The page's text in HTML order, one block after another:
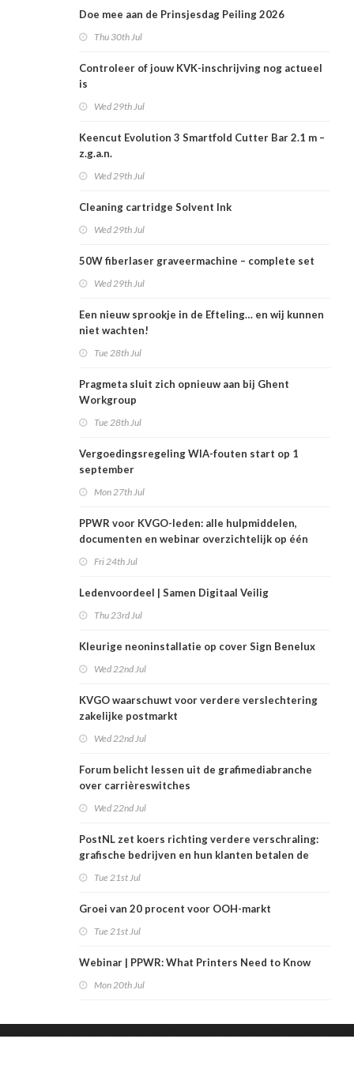
Doe mee aan de Prinsjesdag Peiling 2026
Thu 30th Jul
Controleer of jouw KVK-inschrijving nog actueel
is
Wed 29th Jul
Keencut Evolution 3 Smartfold Cutter Bar 2.1 m –
z.g.a.n.
Wed 29th Jul
Cleaning cartridge Solvent Ink
Wed 29th Jul
50W fiberlaser graveermachine – complete set
Wed 29th Jul
Een nieuw sprookje in de Efteling… en wij kunnen
niet wachten!
Tue 28th Jul
Pragmeta sluit zich opnieuw aan bij Ghent
Workgroup
Tue 28th Jul
Vergoedingsregeling WIA-fouten start op 1
september
Mon 27th Jul
PPWR voor KVGO-leden: alle hulpmiddelen,
documenten en webinar overzichtelijk op één
Fri 24th Jul
Ledenvoordeel | Samen Digitaal Veilig
Thu 23rd Jul
Kleurige neoninstallatie op cover Sign Benelux
Wed 22nd Jul
KVGO waarschuwt voor verdere verslechtering
zakelijke postmarkt
Wed 22nd Jul
Forum belicht lessen uit de grafimediabranche
over carrièreswitches
Wed 22nd Jul
PostNL zet koers richting verdere verschraling:
grafische bedrijven en hun klanten betalen de
Tue 21st Jul
Groei van 20 procent voor OOH-markt
Tue 21st Jul
Webinar | PPWR: What Printers Need to Know
Mon 20th Jul